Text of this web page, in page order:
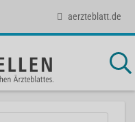
aerzteblatt.de